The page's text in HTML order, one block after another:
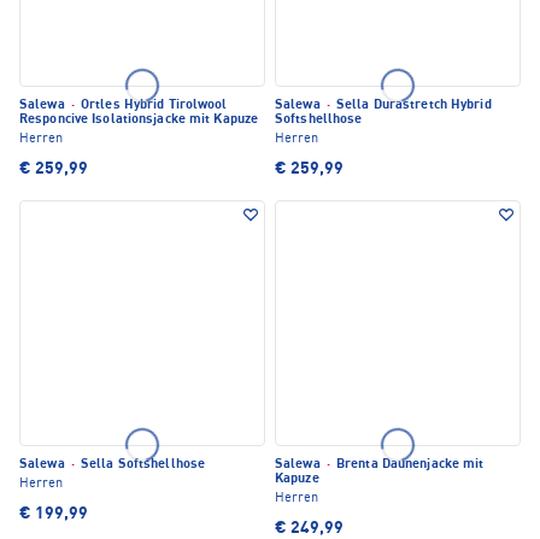
Salewa · Ortles Hybrid Tirolwool
Responcive Isolationsjacke mit Kapuze
Herren
€ 259,99
Salewa · Sella Durastretch Hybrid
Softshellhose
Herren
€ 259,99
Salewa · Sella Softshellhose
Herren
€ 199,99
Salewa · Brenta Daunenjacke mit
Kapuze
Herren
€ 249,99